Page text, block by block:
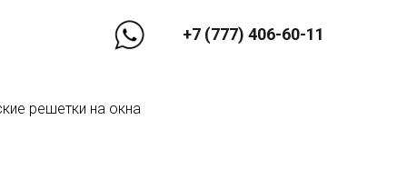
+7 (777) 406-60-11
решетки на окна